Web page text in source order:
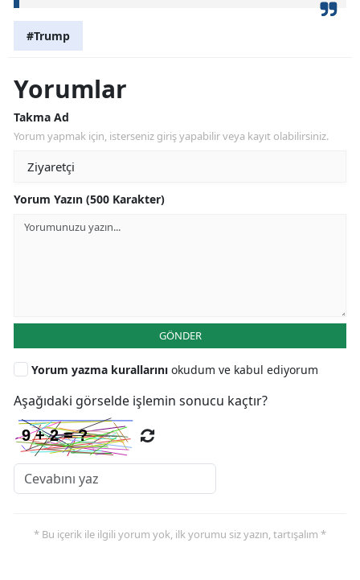
#Trump
Yorumlar
Takma Ad
Yorum yapmak için, isterseniz giriş yapabilir veya kayıt olabilirsiniz.
Yorum Yazın (500 Karakter)
GÖNDER
Yorum yazma kurallarını okudum ve kabul ediyorum
Aşağıdaki görselde işlemin sonucu kaçtır?
* Bu içerik ile ilgili yorum yok, ilk yorumu siz yazın, tartışalım *